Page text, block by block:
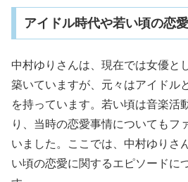
アイドル時代や若い頃の恋
中村ゆりさんは、現在では女優と
築いていますが、元々はアイドル
を持っています。若い頃は音楽活
り、当時の恋愛事情についてもフ
いました。ここでは、中村ゆりさ
い頃の恋愛に関するエピソードに